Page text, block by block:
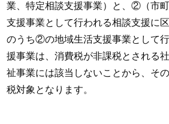
業、特定相談支援事業）と、②（市
支援事業として行われる相談支援に
のうち②の地域生活支援事業として
援事業は、消費税が非課税とされる
祉事業には該当しないことから、そ
税対象となります。